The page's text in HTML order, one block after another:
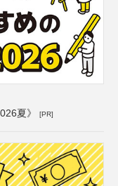
夏》 [PR]